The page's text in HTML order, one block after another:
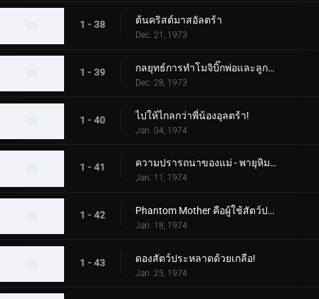
1 - 38 ต้นคริสต์มาสอัลตร้า
Dec. 21, 1973
1 - 39 กลยุทธ์การทำโมจิบิ๊กพ่อและลูกอุลตร้า
Dec. 28, 1973
1 - 40 ไปให้ไกลกว่าพี่น้องอุลตร้า!
Jan. 04, 1974
1 - 41 ความปรารถนาของแม่ - พายุหิมะเชอร์รี่กลางฤดูหนาว
Jan. 11, 1974
1 - 42 Phantom Mother คือผู้ใช้สัตว์ประหลาด!
Jan. 18, 1974
1 - 43 ดองสัตว์ประหลาดด้วยเกลือ!
Jan. 25, 1974